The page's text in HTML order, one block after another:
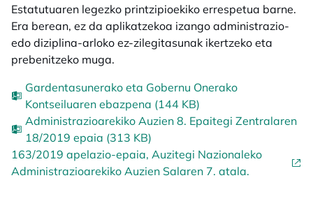
Estatutuaren legezko printzipioekiko errespetua barne.
Era berean, ez da aplikatzekoa izango administrazio-
edo diziplina-arloko ez-zilegitasunak ikertzeko eta
prebenitzeko muga.
Gardentasunerako eta Gobernu Onerako
Kontseiluaren ebazpena (144 KB)
Administrazioarekiko Auzien 8. Epaitegi Zentralaren
18/2019 epaia (313 KB)
163/2019 apelazio-epaia, Auzitegi Nazionaleko
Administrazioarekiko Auzien Salaren 7. atala.